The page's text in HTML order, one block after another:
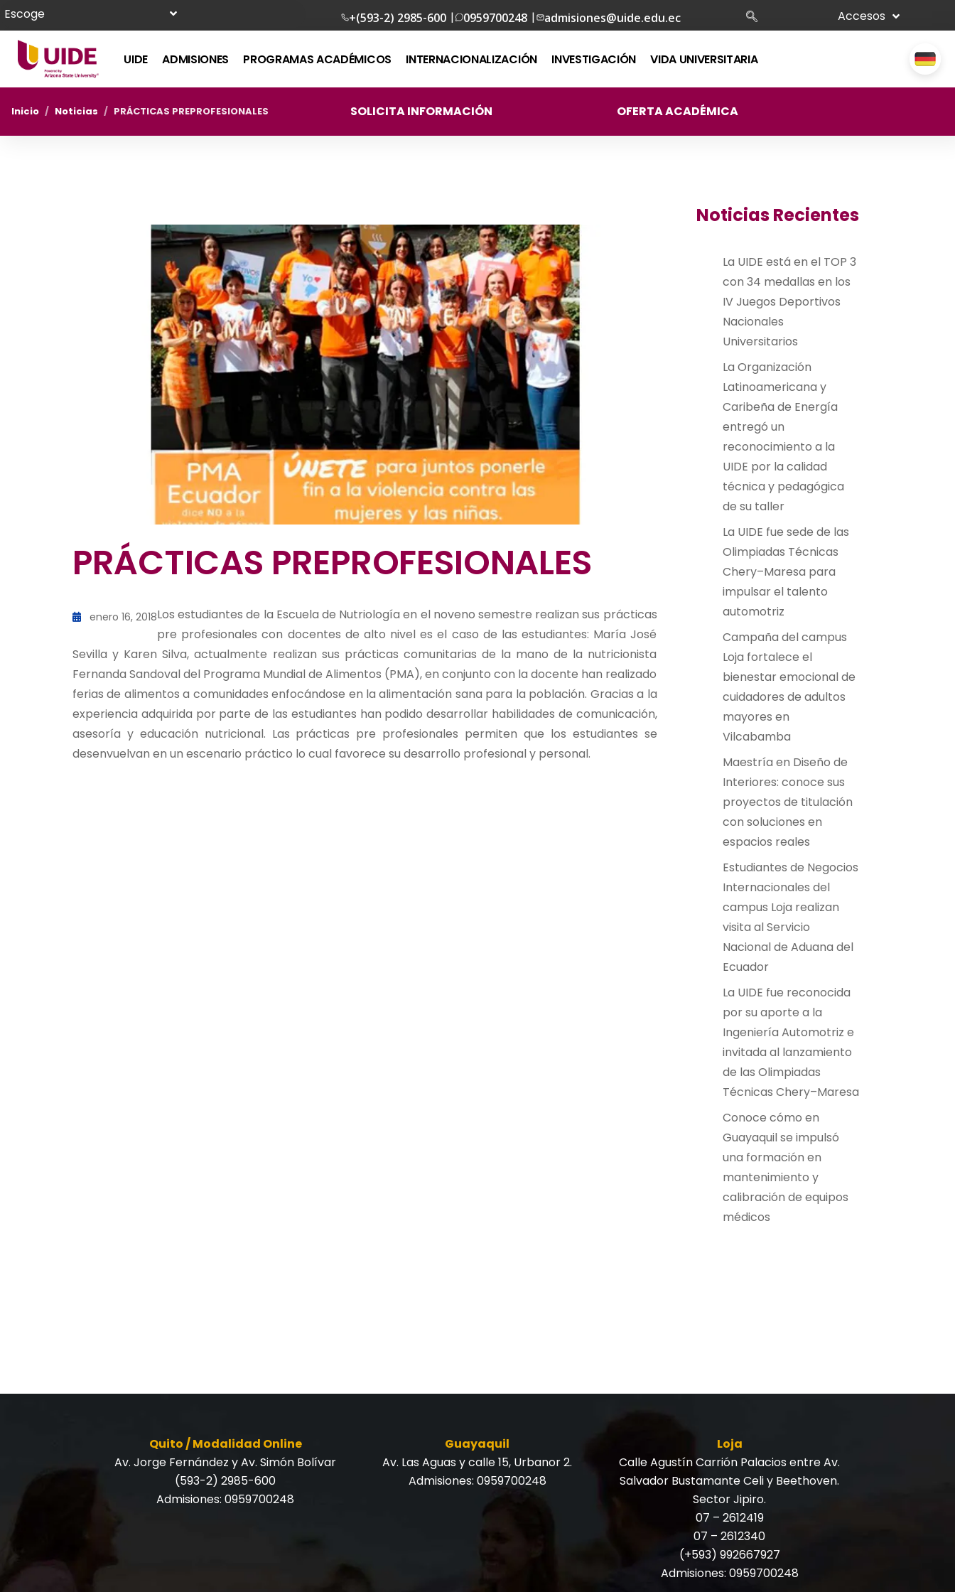
Escoge +(593-2) 2985-600 | 0959700248 | admisiones@uide.edu.ec Accesos
UIDE ADMISIONES PROGRAMAS ACADÉMICOS INTERNACIONALIZACIÓN INVESTIGACIÓN VIDA UNIVERSITARIA
Inicio / Noticias / PRÁCTICAS PREPROFESIONALES SOLICITA INFORMACIÓN OFERTA ACADÉMICA
PRÁCTICAS PREPROFESIONALES
enero 16, 2018Los estudiantes de la Escuela de Nutriología en el noveno semestre realizan sus prácticas
pre profesionales con docentes de alto nivel es el caso de las estudiantes: María José
Sevilla y Karen Silva, actualmente realizan sus prácticas comunitarias de la mano de la nutricionista
Fernanda Sandoval del Programa Mundial de Alimentos (PMA), en conjunto con la docente han realizado
ferias de alimentos a comunidades enfocándose en la alimentación sana para la población. Gracias a la
experiencia adquirida por parte de las estudiantes han podido desarrollar habilidades de comunicación,
asesoría y educación nutricional. Las prácticas pre profesionales permiten que los estudiantes se
desenvuelvan en un escenario práctico lo cual favorece su desarrollo profesional y personal.
Noticias Recientes
La UIDE está en el TOP 3
con 34 medallas en los
IV Juegos Deportivos
Nacionales
Universitarios
La Organización
Latinoamericana y
Caribeña de Energía
entregó un
reconocimiento a la
UIDE por la calidad
técnica y pedagógica
de su taller
La UIDE fue sede de las
Olimpiadas Técnicas
Chery–Maresa para
impulsar el talento
automotriz
Campaña del campus
Loja fortalece el
bienestar emocional de
cuidadores de adultos
mayores en
Vilcabamba
Maestría en Diseño de
Interiores: conoce sus
proyectos de titulación
con soluciones en
espacios reales
Estudiantes de Negocios
Internacionales del
campus Loja realizan
visita al Servicio
Nacional de Aduana del
Ecuador
La UIDE fue reconocida
por su aporte a la
Ingeniería Automotriz e
invitada al lanzamiento
de las Olimpiadas
Técnicas Chery–Maresa
Conoce cómo en
Guayaquil se impulsó
una formación en
mantenimiento y
calibración de equipos
médicos
Quito / Modalidad Online
Av. Jorge Fernández y Av. Simón Bolívar
(593-2) 2985-600
Admisiones:0959700248
Guayaquil
Av. Las Aguas y calle 15, Urbanor 2.
Admisiones: 0959700248
Loja
Calle Agustín Carrión Palacios entre Av.
Salvador Bustamante Celi y Beethoven.
Sector Jipiro.
07 – 2612419
07 – 2612340
(+593) 992667927
Admisiones: 0959700248